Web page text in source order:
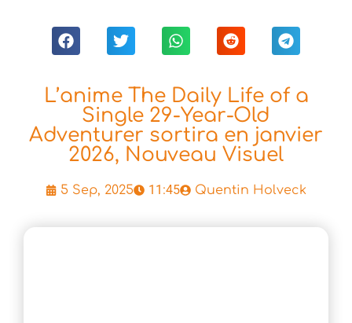
L’anime The Daily Life of a
Single 29-Year-Old
Adventurer sortira en janvier
2026, Nouveau Visuel
5 Sep, 2025 11:45 Quentin Holveck